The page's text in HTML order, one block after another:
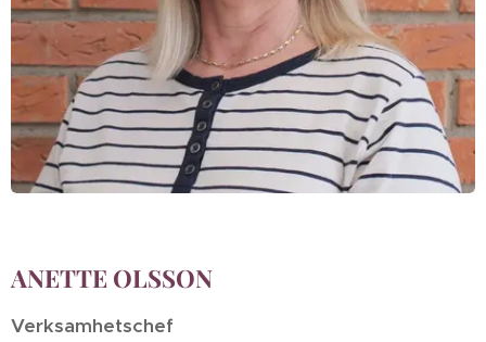
ANETTE OLSSON
Verksamhetschef